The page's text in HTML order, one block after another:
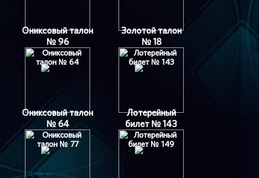
Ониксовый талон
№ 96
Золотой талон
№ 18
Ониксовый талон
№ 64
Лотерейный
билет № 143